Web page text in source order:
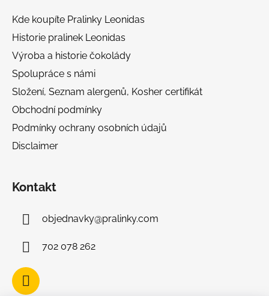
Kde koupíte Pralinky Leonidas
Historie pralinek Leonidas
Výroba a historie čokolády
Spolupráce s námi
Složení, Seznam alergenů, Kosher certifikát
Obchodní podmínky
Podmínky ochrany osobních údajů
Disclaimer
Kontakt
objednavky@pralinky.com
702 078 262